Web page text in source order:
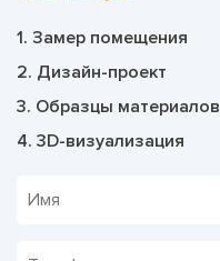
1. Замер помещения
2. Дизайн-проект
3. Образцы материалов
4. 3D-визуализация